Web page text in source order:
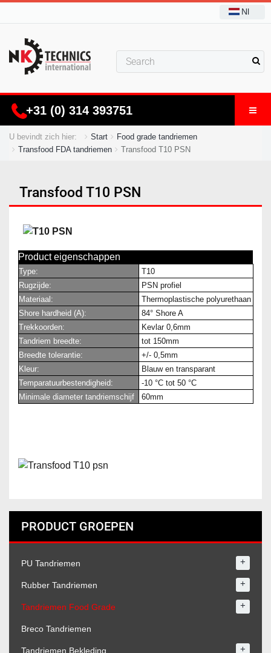
Nl
+31 (0) 314 393751
U bevindt zich hier: Start
Food grade tandriemen
Transfood FDA tandriemen
Transfood T10 PSN
Transfood T10 PSN
Product eigenschappen
Type:
T10
Rugzijde:
PSN profiel
Materiaal:
Thermoplastische polyurethaan
Shore hardheid (A):
84° Shore A
Trekkoorden:
Kevlar 0,6mm
Tandriem breedte:
tot 150mm
Breedte tolerantie:
+/- 0,5mm
Kleur:
Blauw en transparant
Temparatuurbestendigheid:
-10 °C tot 50 °C
Minimale diameter tandriemschijf
60mm
PRODUCT GROEPEN
PU Tandriemen +
Rubber Tandriemen +
Tandriemen Food Grade +
Breco Tandriemen
Tandriemen Bekleding +